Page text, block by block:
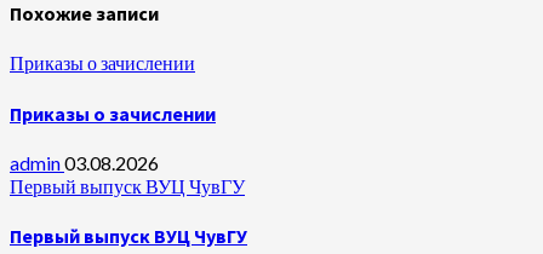
Похожие записи
Приказы о зачислении
Приказы о зачислении
admin03.08.2026
Первый выпуск ВУЦ ЧувГУ
Первый выпуск ВУЦ ЧувГУ